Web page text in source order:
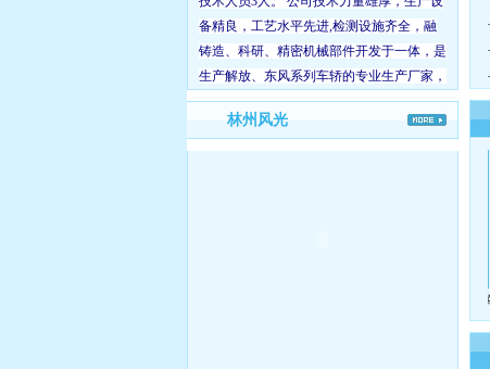
备精良，工艺水平先进,检测设施齐全，融
铸造、科研、精密机械部件开发于一体，是
生产解放、东风系列车轿的专业生产厂家，
铸造加工精密度高，技术稳定可靠，产品远
销吉林、湖北、广西、江苏等二十余个省市
林州风光